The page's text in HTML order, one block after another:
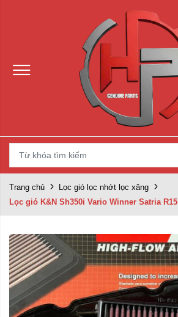
Trang chủ
Lọc gió lọc nhớt lọc xăng
Lọc gió K&N Sh350i Vario Winner Satria R15